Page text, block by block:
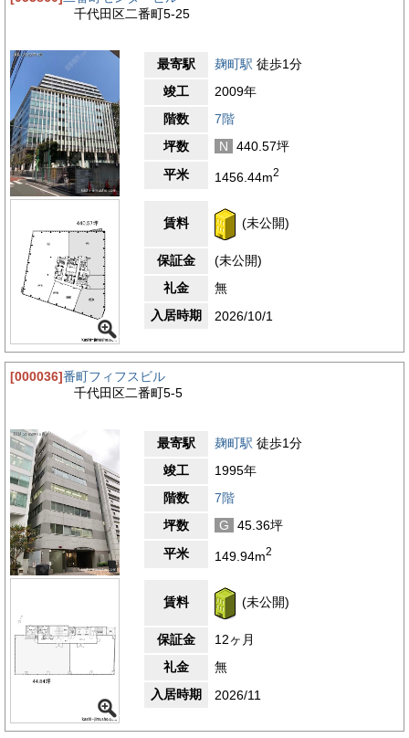
千代田区二番町5-25
最寄駅 麹町駅 徒歩1分
竣工
2009年
階数
7階
坪数
N
440.57坪
平米
1456.44m2
賃料 (未公開)
保証金
(未公開)
礼金
無
入居時期
2026/10/1
[000036]番町フィフスビル
千代田区二番町5-5
最寄駅 麹町駅 徒歩1分
竣工
1995年
階数
7階
坪数
G
45.36坪
平米
149.94m2
賃料 (未公開)
保証金
12ヶ月
礼金
無
入居時期
2026/11